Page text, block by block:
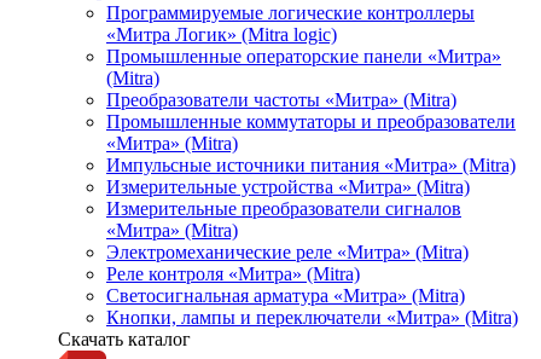
Программируемые логические контроллеры
«Митра Логик» (Mitra logic)
Промышленные операторские панели «Митра»
(Mitra)
Преобразователи частоты «Митра» (Mitra)
Промышленные коммутаторы и преобразователи
«Митра» (Mitra)
Импульсные источники питания «Митра» (Mitra)
Измерительные устройства «Митра» (Mitra)
Измерительные преобразователи сигналов
«Митра» (Mitra)
Электромеханические реле «Митра» (Mitra)
Реле контроля «Митра» (Mitra)
Светосигнальная арматура «Митра» (Mitra)
Кнопки, лампы и переключатели «Митра» (Mitra)
Скачать каталог